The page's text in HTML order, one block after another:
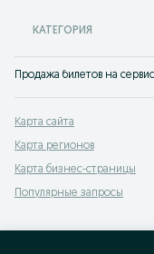
КАТЕГОРИЯ
Продажа билетов на
Карта сайта
Карта регионов
Карта бизнес-страницы
Популярные запросы